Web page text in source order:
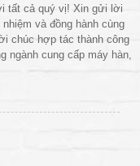
tất cả quý vị! Xin gửi lời
và đồng hành cùng
chúc hợp tác thành công
ngành cung cấp máy hàn,